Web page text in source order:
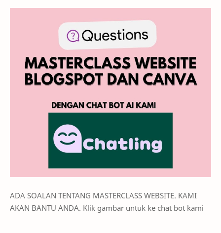
ADA SOALAN TENTANG MASTERCLASS WEBSITE. KAMI
AKAN BANTU ANDA. Klik gambar untuk ke chat bot kami